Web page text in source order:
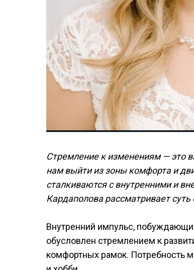
Стремление к изменениям — это
нам выйти из зоны комфорта и
сталкиваются с внутренними и
Кардаполова рассматривает
Внутренний импульс,
обусловлен стремлением к
комфортных рамок. Потребность